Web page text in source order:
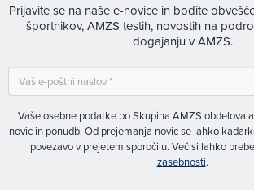
Prijavite se na naše e-novice in bodite
športnikov, AMZS testih, novostih na
dogajanju v AMZS.
Vaše osebne podatke bo Skupina AMZS
novic in ponudb. Od prejemanja novic se lahko
povezavo v prejetem sporočilu. Več si lahko
zasebnosti.